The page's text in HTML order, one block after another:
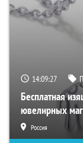
14:09:26
Бесплатная
ювелирных
Россия